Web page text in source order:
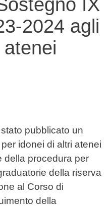
IX
2024 agli
pubblicato un
idonei di altri atenei
della procedura per
della riserva
al Corso di
della